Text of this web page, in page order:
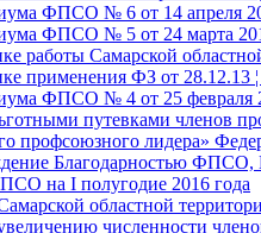
ФПСО № 6 от 14 апреля
ФПСО № 5 от 24 марта
работы Самарской
применения ФЗ от 28.12.13
ФПСО № 4 от 25 февраля
путевками членов
профсоюзного лидера»
Благодарностью
на I полугодие 2016 года
областной
численности